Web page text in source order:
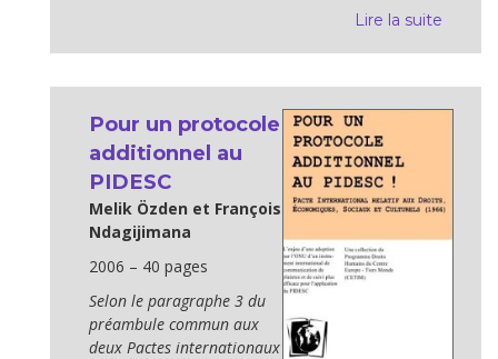
Lire la suite
Pour un protocole
additionnel au
PIDESC
Melik Özden et François
Ndagijimana
2006 – 40 pages
Selon le paragraphe 3 du
préambule commun aux
deux Pactes inter­nationaux